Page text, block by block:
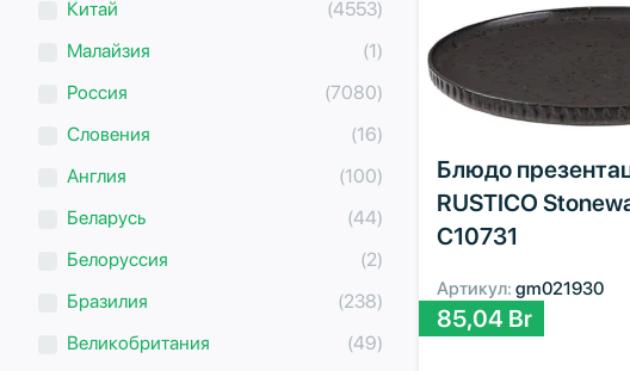
Китай
(4553)
Малайзия
(1)
Россия
(7080)
Словения
(16)
Англия
(100)
Беларусь
(44)
Белоруссия
(2)
Бразилия
(238)
Великобритания
(49)
Блюдо
RUSTICO
C10731
Артикул: gm021930
85,04 Br